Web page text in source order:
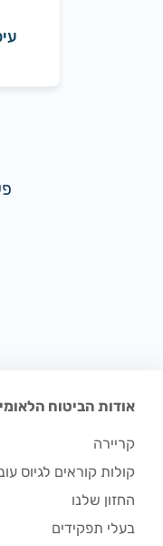
אודות הביטוח הלאומי
קריירה
קולות קוראים לגיוס
החזון שלנו
בעלי תפקידים